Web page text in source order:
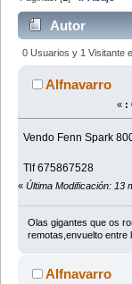
Autor
5137 veces)
0 Usuarios y 1 Visitante
Alfnavarro
« :
Vendo Fenn Spark
Tlf 675867528
« Última Modificación: 13
Olas gigantes que os
remotas,envuelto entre
Alfnavarro